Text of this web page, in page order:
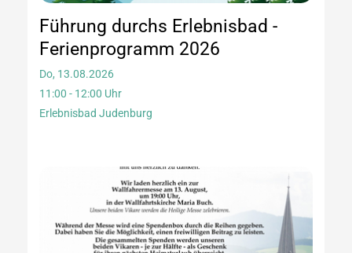
Führung durchs Erlebnisbad -
Ferienprogramm 2026
Do, 13.08.2026
11:00 - 12:00 Uhr
Erlebnisbad Judenburg